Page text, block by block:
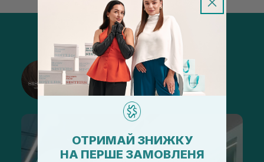
@sisters_stelmakh в Instagram
Підписатися
ОТРИМАЙ ЗНИЖКУ
НА ПЕРШЕ ЗАМОВЛЕНЯ